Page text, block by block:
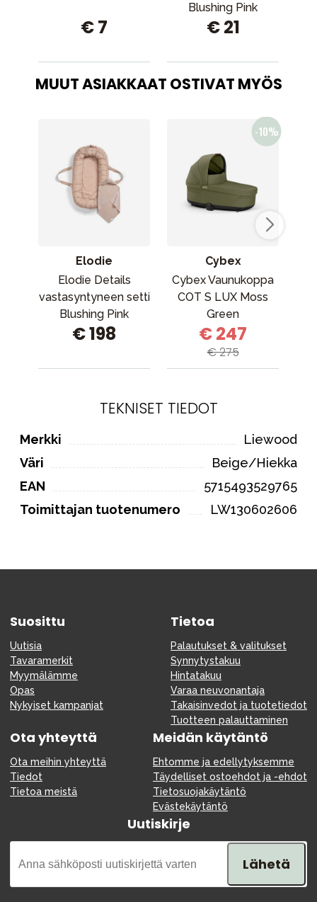
€ 7
Blushing Pink
€ 21
MUUT ASIAKKAAT OSTIVAT MYÖS
Elodie
Elodie Details
vastasyntyneen setti
Blushing Pink
€ 198
Cybex
Cybex Vaunukoppa
COT S LUX Moss
Green
€ 247
€ 275
TEKNISET TIEDOT
Merkki
Liewood
Väri
Beige/Hiekka
EAN
5715493529765
Toimittajan tuotenumero
LW130602606
Suosittu
Uutisia
Tavaramerkit
Myymälämme
Opas
Nykyiset kampanjat
Tietoa
Palautukset & valitukset
Synnytystakuu
Hintatakuu
Varaa neuvonantaja
Takaisinvedot ja tuotetiedot
Tuotteen palauttaminen
Ota yhteyttä
Ota meihin yhteyttä
Tiedot
Tietoa meistä
Meidän käytäntö
Ehtomme ja edellytyksemme
Täydelliset ostoehdot ja -ehdot
Tietosuojakäytäntö
Evästekäytäntö
Uutiskirje
Lähetä